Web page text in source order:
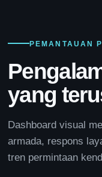
PEMANTAUAN
yang
Dashboard visual
armada, respons
tren permintaan